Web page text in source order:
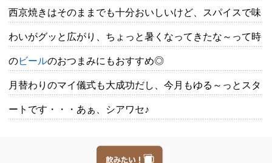
西京焼きはそのままでも十分おいしいけど、スパイスで味
わいがグッと広がり、ちょっと暑くなってきたな～って時
のビールのおつまみにもおすすめ◎
月替わりのマイ儀式も大成功だし、今月もゆる～っとスタ
ートです・・・あぁ、シアワセ♪